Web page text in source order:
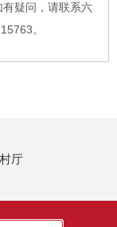
疑问，请联系六
。
厅